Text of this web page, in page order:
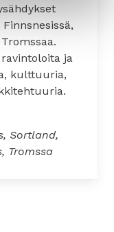
ja
kulttuuria,
Sortland,
Tromssa